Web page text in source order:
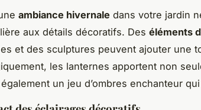
ambiance hivernale dans votre jardin
aux détails décoratifs. Des éléments
et des sculptures peuvent ajouter une
les lanternes apportent non
un jeu d’ombres enchanteur